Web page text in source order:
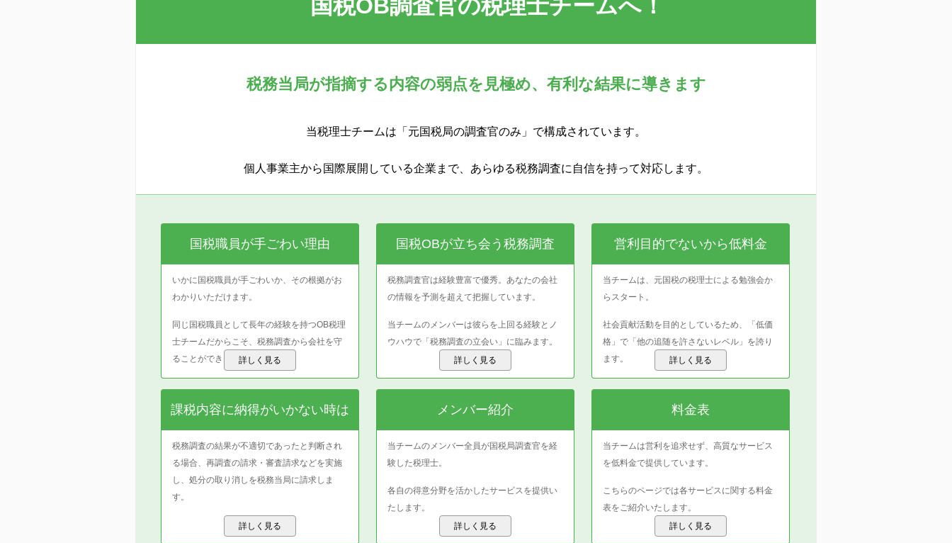
国税OB調査官の税理士チームへ！
税務当局が指摘する内容の弱点を見極め、有利な結果に導きます
当税理士チームは「元国税局の調査官のみ」で構成されています。
個人事業主から国際展開している企業まで、あらゆる税務調査に自信を持って対応します。
国税職員が手ごわい理由
いかに国税職員が手ごわいか、その根拠がお
わかりいただけます。
同じ国税職員として長年の経験を持つOB税理
士チームだからこそ、税務調査から会社を守
ることができます。詳しく見る
国税OBが立ち会う税務調査
税務調査官は経験豊富で優秀。あなたの会社
の情報を予測を超えて把握しています。
当チームのメンバーは彼らを上回る経験とノ
ウハウで「税務調査の立会い」に臨みます。
詳しく見る
営利目的でないから低料金
当チームは、元国税の税理士による勉強会か
らスタート。
社会貢献活動を目的としているため、「低価
格」で「他の追随を許さないレベル」を誇り
ます。
詳しく見る
課税内容に納得がいかない時は
税務調査の結果が不適切であったと判断され
る場合、再調査の請求・審査請求などを実施
し、処分の取り消しを税務当局に請求しま
す。
詳しく見る
メンバー紹介
当チームのメンバー全員が国税局調査官を経
験した税理士。
各自の得意分野を活かしたサービスを提供い
たします。
詳しく見る
料金表
当チームは営利を追求せず、高質なサービス
を低料金で提供しています。
こちらのページでは各サービスに関する料金
表をご紹介いたします。
詳しく見る